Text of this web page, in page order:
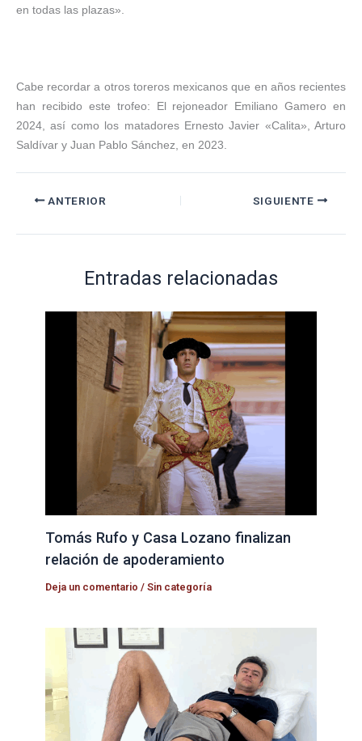
en todas las plazas».
Cabe recordar a otros toreros mexicanos que en años recientes
han recibido este trofeo: El rejoneador Emiliano Gamero en
2024, así como los matadores Ernesto Javier «Calita», Arturo
Saldívar y Juan Pablo Sánchez, en 2023.
ANTERIOR SIGUIENTE
Entradas relacionadas
Tomás Rufo y Casa Lozano finalizan
relación de apoderamiento
Deja un comentario /Sin categoría